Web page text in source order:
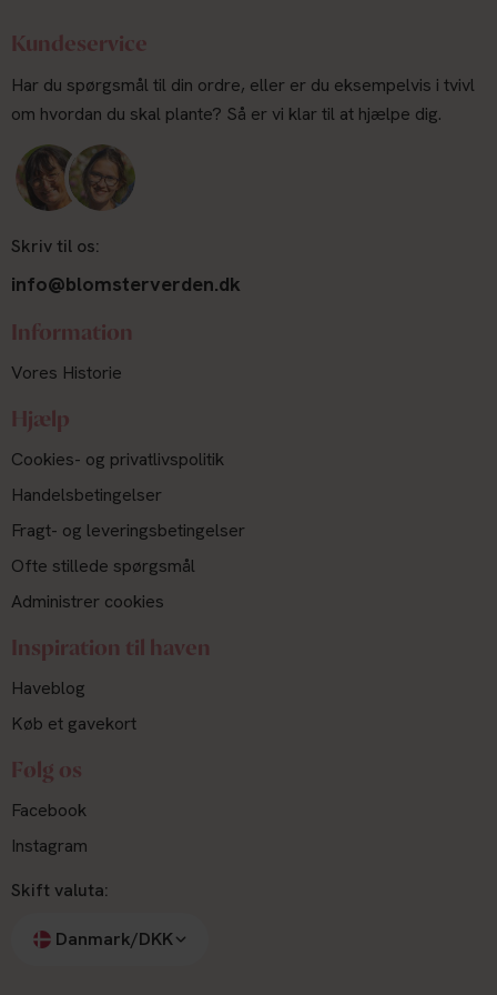
Kundeservice
Har du spørgsmål til din ordre, eller er du eksempelvis i tvivl
om hvordan du skal plante? Så er vi klar til at hjælpe dig.
Skriv til os:
info@blomsterverden.dk
Information
Vores Historie
Hjælp
Cookies- og privatlivspolitik
Handelsbetingelser
Fragt- og leveringsbetingelser
Ofte stillede spørgsmål
Administrer cookies
Inspiration til haven
Haveblog
Køb et gavekort
Følg os
Facebook
Instagram
Skift valuta:
Danmark/DKK